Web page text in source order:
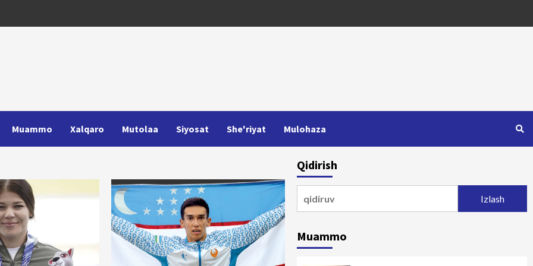
Muammo Xalqaro Mutolaa Siyosat She'riyat Mulohaza
Qidirish
Muammo